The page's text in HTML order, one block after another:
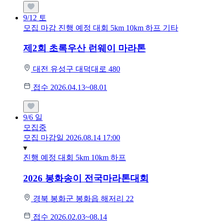
9/12 토
모집 마감 진행 예정 대회 5km 10km 하프 기타
제2회 초록우산 런웨이 마라톤
대전 유성구 대덕대로 480
접수 2026.04.13~08.01
9/6 일
모집중
모집 마감일 2026.08.14 17:00
진행 예정 대회 5km 10km 하프
2026 봉화송이 전국마라톤대회
경북 봉화군 봉화읍 해저리 22
접수 2026.02.03~08.14